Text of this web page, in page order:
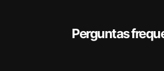
Perguntas